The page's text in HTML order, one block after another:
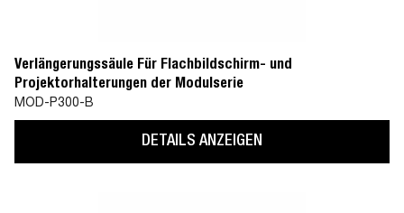
Verlängerungssäule Für Flachbildschirm- und
Projektorhalterungen der Modulserie
MOD-P300-B
DETAILS ANZEIGEN